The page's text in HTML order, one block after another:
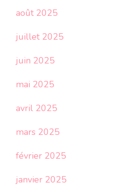
août 2025
juillet 2025
juin 2025
mai 2025
avril 2025
mars 2025
février 2025
janvier 2025